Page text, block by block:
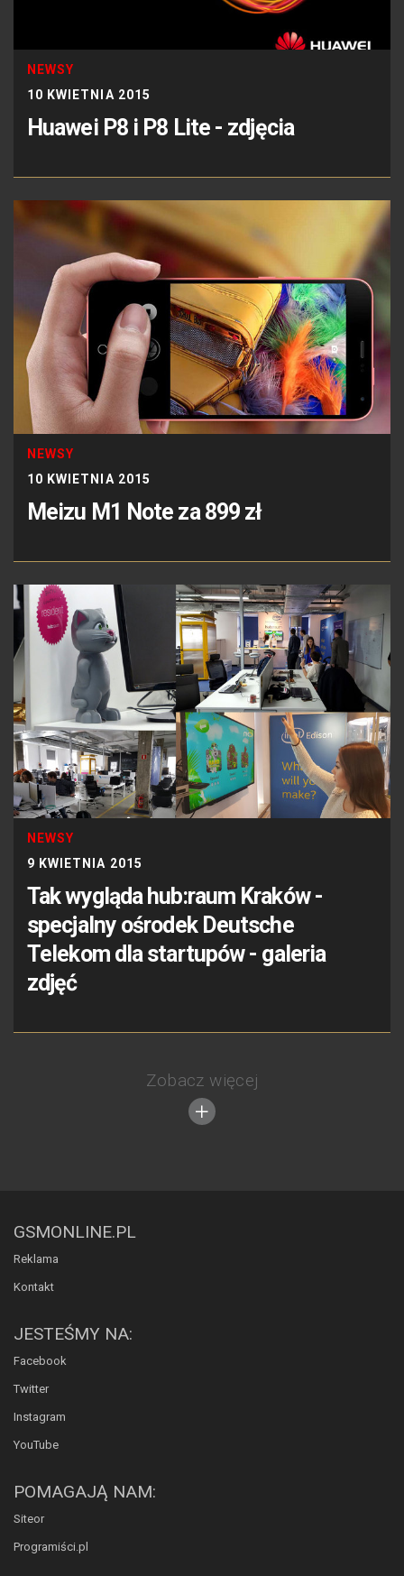
NEWSY
10 KWIETNIA 2015
Huawei P8 i P8 Lite - zdjęcia
NEWSY
10 KWIETNIA 2015
Meizu M1 Note za 899 zł
NEWSY
9 KWIETNIA 2015
Tak wygląda hub:raum Kraków -
specjalny ośrodek Deutsche
Telekom dla startupów - galeria
zdjęć
Zobacz więcej
GSMONLINE.PL
Reklama
Kontakt
JESTEŚMY NA:
Facebook
Twitter
Instagram
YouTube
POMAGAJĄ NAM:
Siteor
Programiści.pl